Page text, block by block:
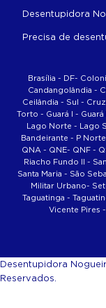
Desentupidora
Precisa de
Brasília - DF-
Candangolândia -
Ceilândia - Sul -
Torto - Guará I -
Lago Norte - Lago
Bandeirante - P
QNA - QNE- QNF -
Riacho Fundo II -
Santa Maria - São
Militar Urbano-
Taguatinga -
Vicente Pires
Desentupidora
Reservados.